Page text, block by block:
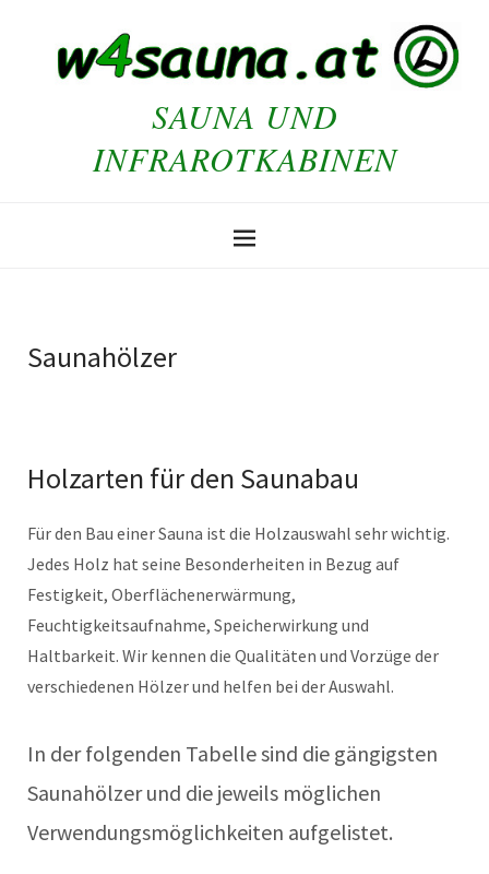
SAUNA UND
INFRAROTKABINEN
Saunahölzer
Holzarten für den Saunabau
Für den Bau einer Sauna ist die Holzauswahl sehr wichtig.
Jedes Holz hat seine Besonderheiten in Bezug auf
Festigkeit, Oberflächenerwärmung,
Feuchtigkeitsaufnahme, Speicherwirkung und
Haltbarkeit. Wir kennen die Qualitäten und Vorzüge der
verschiedenen Hölzer und helfen bei der Auswahl.
In der folgenden Tabelle sind die gängigsten
Saunahölzer und die jeweils möglichen
Verwendungsmöglichkeiten aufgelistet.